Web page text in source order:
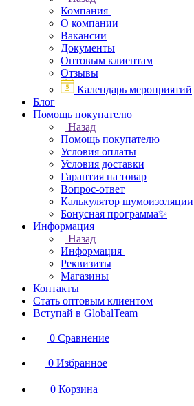
Компания
О компании
Вакансии
Документы
Оптовым клиентам
Отзывы
Календарь мероприятий
Блог
Помощь покупателю
Назад
Помощь покупателю
Условия оплаты
Условия доставки
Гарантия на товар
Вопрос-ответ
Калькулятор шумоизоляции
Бонусная программа✨
Информация
Назад
Информация
Реквизиты
Магазины
Контакты
Стать оптовым клиентом
Вступай в GlobalTeam
0 Сравнение
0 Избранное
0 Корзина